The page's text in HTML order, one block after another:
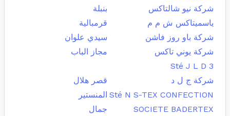
شركة نيو شالتاكس
بنبلة
ياسميتاكس ش م م
قرمبالية
شركة باو روز فاشن
سيدي علوان
شركة يوني تاكس
مجاز الباب
Sté J L D 3
شركة ج ل د
قصر هلال
Sté N S-TEX CONFECTION المنستير
SOCIETE BADERTEX
جمال